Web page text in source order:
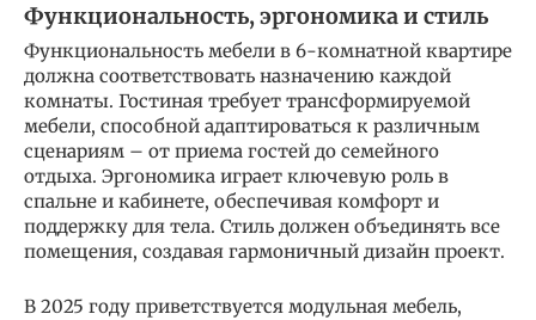
Функциональность, эргономика и стиль
Функциональность мебели в 6-комнатной квартире
должна соответствовать назначению каждой
комнаты. Гостиная требует трансформируемой
мебели, способной адаптироваться к различным
сценариям – от приема гостей до семейного
отдыха. Эргономика играет ключевую роль в
спальне и кабинете, обеспечивая комфорт и
поддержку для тела. Стиль должен объединять все
помещения, создавая гармоничный дизайн проект.
В 2025 году приветствуется модульная мебель,